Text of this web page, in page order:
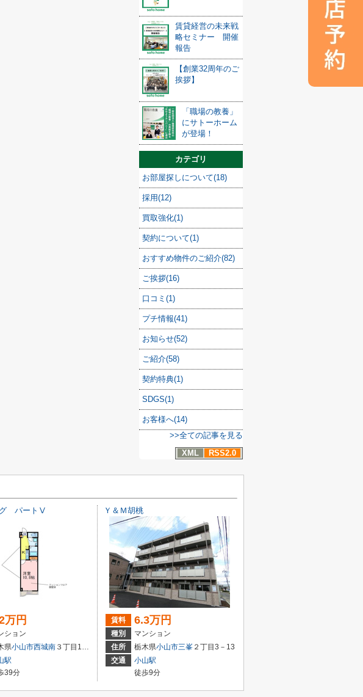
賃貸経営の未来戦
略セミナー 開催
報告
【創業32周年のご
挨拶】
「職場の教養」
にサトーホーム
が登場！
カテゴリ
お部屋探しについて(18)
採用(12)
買取強化(1)
契約について(1)
おすすめ物件のご紹介(82)
ご挨拶(16)
口コミ(1)
プチ情報(41)
お知らせ(52)
ご紹介(58)
契約特典(1)
SDGS(1)
お客様へ(14)
>>全ての記事を見る
XML
RSS2.0
グ パートⅤ
万円
ション
県小山市西城南 ３丁目17-11
駅
39分
Ｙ＆Ｍ胡桃
賃料 6.3万円
種別
マンション
住所
栃木県小山市三峯 ２丁目3－13
交通
小山駅
徒歩9分